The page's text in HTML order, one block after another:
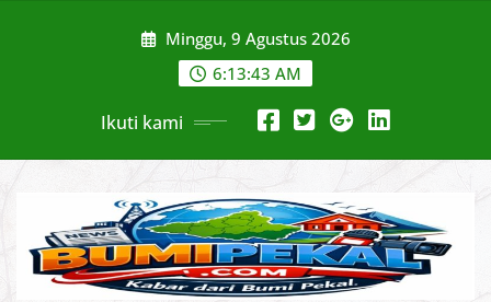
Minggu, 9 Agustus 2026
6:13:44 AM
Ikuti kami